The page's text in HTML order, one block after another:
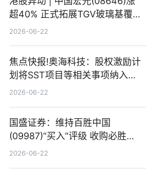
超40% 正式拓展TGV玻璃基覆铜
板新材料业务
2026-06-22
焦点快报!奥海科技：股权激励计
划将SST项目等相关事项纳入专
项业务发展考核指标
2026-06-22
国盛证券：维持百胜中国
(09987)“买入”评级 收购必胜客
中国增厚利润加速成长 信息
2026-06-22